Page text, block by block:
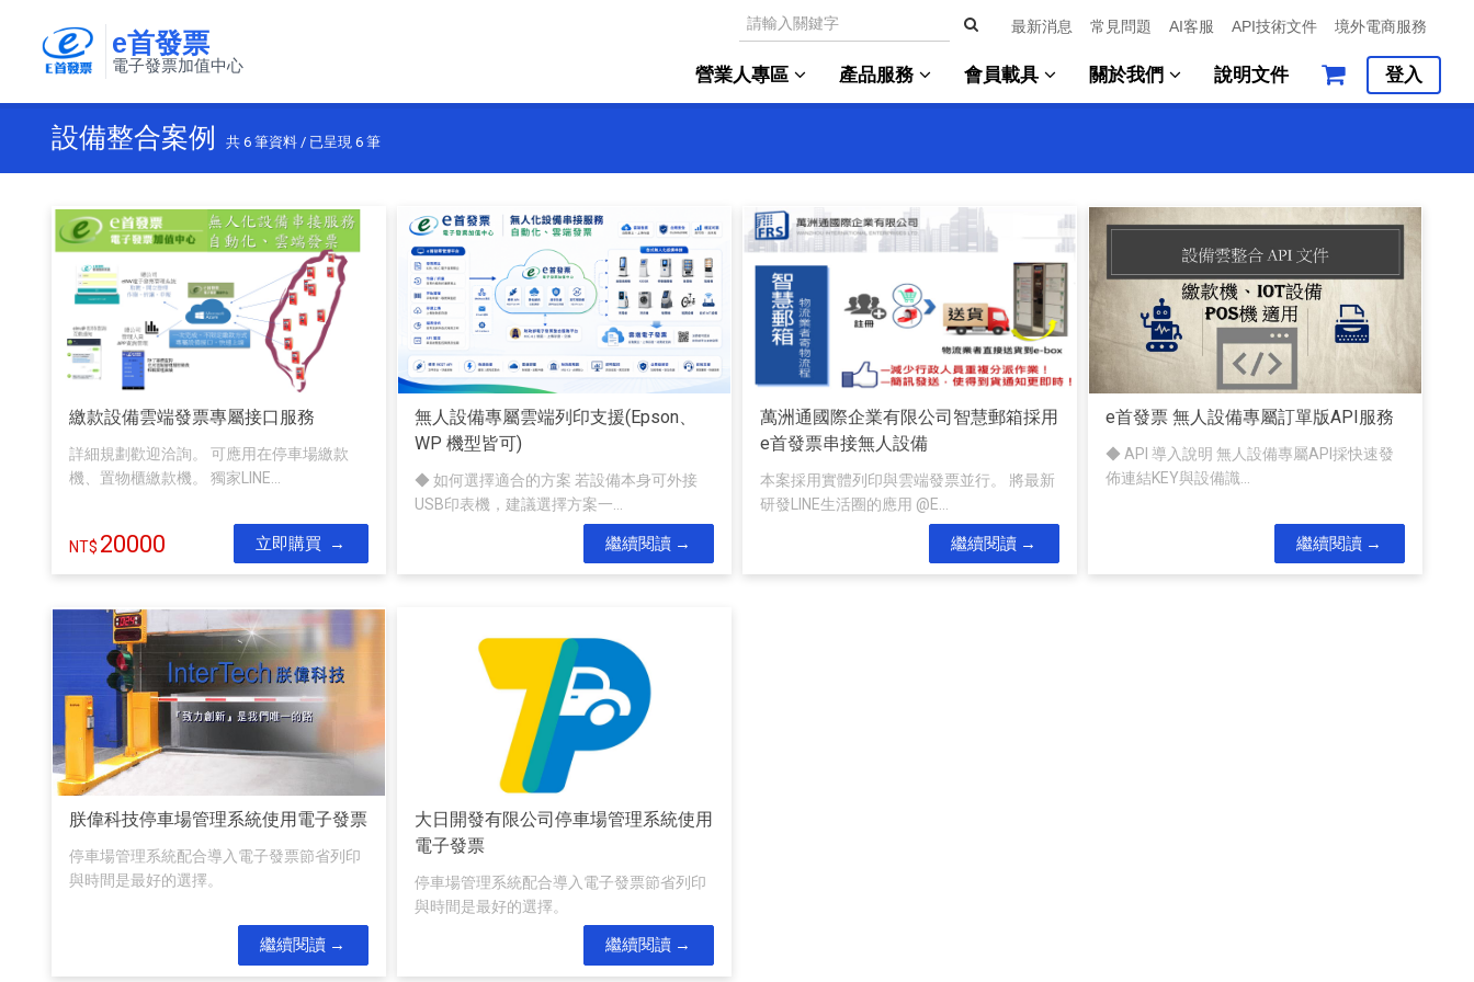
e首發票
電子發票加值中心
最新消息 常見問題 AI客服 API技術文件 境外電商服務
營業人專區 產品服務 會員載具 關於我們 說明文件 登入
設備整合案例 共 6 筆資料 / 已呈現 6 筆
繳款設備雲端發票專屬接口服務
詳細規劃歡迎洽詢。 可應用在停車場繳款
機、置物櫃繳款機。 獨家LINE...
20000 立即購買
無人設備專屬雲端列印支援(Epson、
WP 機型皆可)
◆ 如何選擇適合的方案 若設備本身可外接
USB印表機，建議選擇方案一...
繼續閱讀
萬洲通國際企業有限公司智慧郵箱採用
e首發票串接無人設備
本案採用實體列印與雲端發票並行。 將最新
研發LINE生活圈的應用 @E...
繼續閱讀
e首發票 無人設備專屬訂單版API服務
◆ API 導入說明 無人設備專屬API採快速發
佈連結KEY與設備識...
繼續閱讀
朕偉科技停車場管理系統使用電子發票
停車場管理系統配合導入電子發票節省列印
與時間是最好的選擇。
繼續閱讀
大日開發有限公司停車場管理系統使用
電子發票
停車場管理系統配合導入電子發票節省列印
與時間是最好的選擇。
繼續閱讀